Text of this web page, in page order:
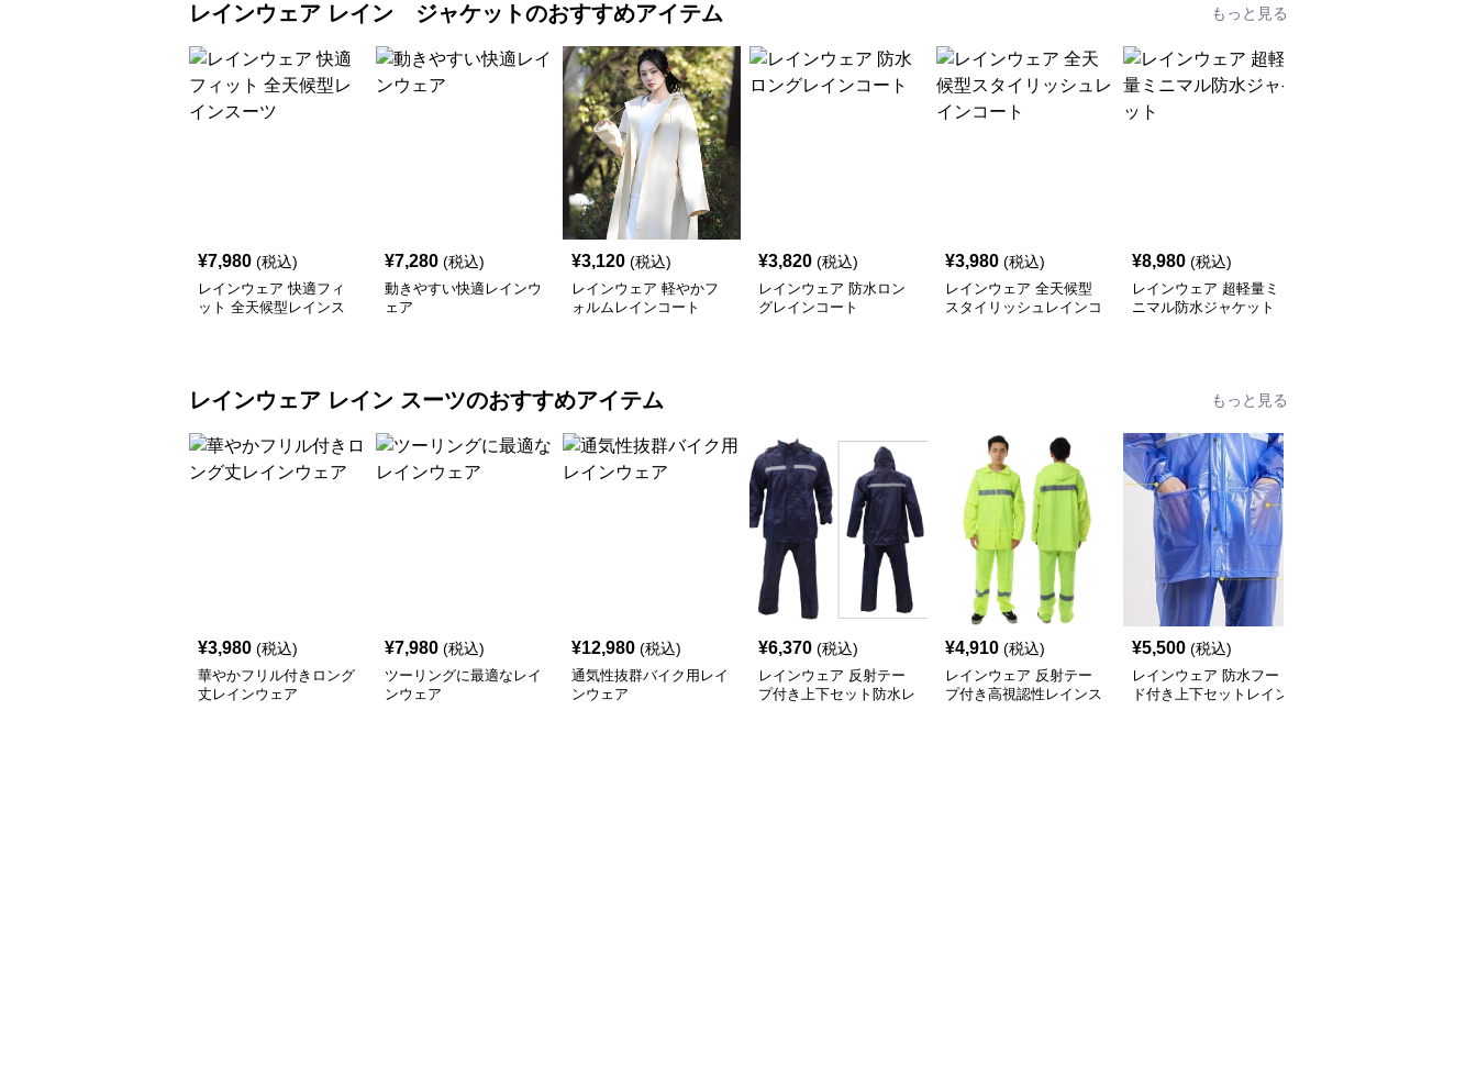
レインウェア レイン ジャケットのおすすめアイテム もっと見る
¥7,980 (税込)
レインウェア 快適フィ
ット 全天候型レインス
¥7,280 (税込)
動きやすい快適レインウ
ェア
¥3,120 (税込)
レインウェア 軽やかフ
ォルムレインコート
¥3,820 (税込)
レインウェア 防水ロン
グレインコート
¥3,980 (税込)
レインウェア 全天候型
スタイリッシュレインコ
¥8,980 (税込)
レインウェア 超軽量ミ
ニマル防水ジャケット
レインウェア レイン スーツのおすすめアイテム もっと見る
¥3,980 (税込)
華やかフリル付きロング
丈レインウェア
¥7,980 (税込)
ツーリングに最適なレイ
ンウェア
¥12,980 (税込)
通気性抜群バイク用レイ
ンウェア
¥6,370 (税込)
レインウェア 反射テー
プ付き上下セット防水レ
¥4,910 (税込)
レインウェア 反射テー
プ付き高視認性レインス
¥5,500 (税込)
レインウェア 防水フー
ド付き上下セットレイン